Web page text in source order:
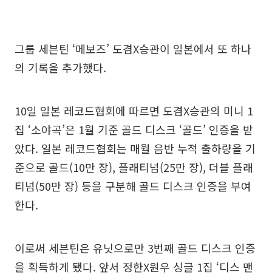
그룹 세븐틴 ‘메보즈’ 도겸X승관이 일본에서 또 하나
의 기록을 추가했다.
10일 일본 레코드협회에 따르면 도겸X승관의 미니 1
집 ‘소야곡’은 1월 기준 골드 디스크 ‘골드’ 인증을 받
았다. 일본 레코드협회는 매월 음반 누적 출하량을 기
준으로 골드(10만 장), 플래티넘(25만 장), 더블 플래
티넘(50만 장) 등을 구분해 골드 디스크 인증을 부여
한다.
이로써 세븐틴은 유닛으로만 3번째 골드 디스크 인증
을 획득하게 됐다. 앞서 정한X원우 싱글 1집 ‘디스 맨